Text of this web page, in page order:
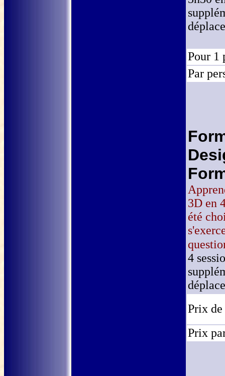
Pour 1
Par
3D en
été
4
Prix de
Prix